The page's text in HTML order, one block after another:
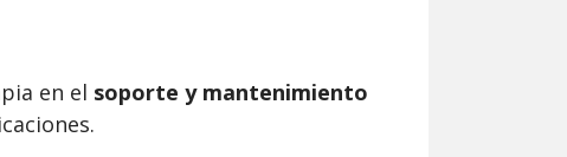
en el soporte y mantenimiento